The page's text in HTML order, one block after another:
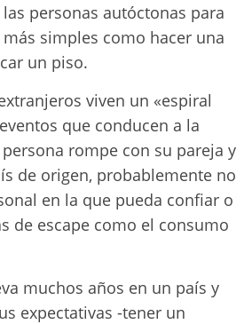
personas autóctonas para
simples como hacer una
un piso.
viven un «espiral
que conducen a la
rompe con su pareja y
de origen, probablemente no
en la que pueda confiar o
de escape como el consumo
muchos años en un país y
expectativas -tener un